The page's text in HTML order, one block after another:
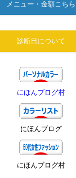
メニュー・金額こちら
診断日について
にほんブログ村
にほんブログ
にほんブログ村